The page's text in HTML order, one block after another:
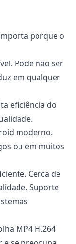
porque o
Pode não ser
em qualquer
eficiência do
moderno.
ou em muitos
Cerca de
Suporte
MP4 H.264